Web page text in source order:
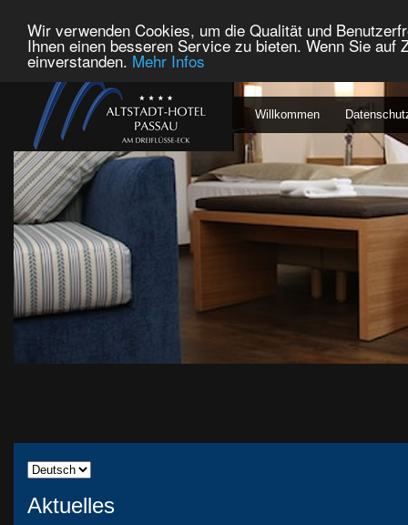
Wir verwenden Cookies, um die Qualität und
Ihnen einen besseren Service zu bieten. Wenn Sie
einverstanden. Mehr Infos
Willkommen
Aktuelles